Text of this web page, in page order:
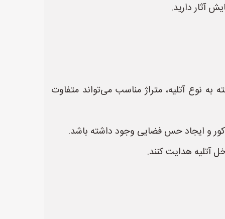
آثار دارید.
نوع آتلیه، متراژ مناسب می‌تواند متفاوت
و ایجاد حس فضایی وجود داشته باشد.
آتلیه هدایت کنند.